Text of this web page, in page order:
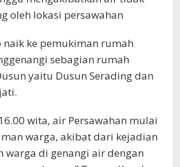
oleh lokasi persawahan
ke pemukiman rumah
sebagian rumah
yaitu Dusun Serading dan
wita, air Persawahan mulai
warga, akibat dari kejadian
warga di genangi air dengan